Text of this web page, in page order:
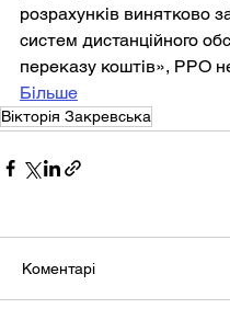
розрахунків винятково
систем дистанційного
переказу коштів», РРО
Більше
Вікторія Закревська
Коментарі